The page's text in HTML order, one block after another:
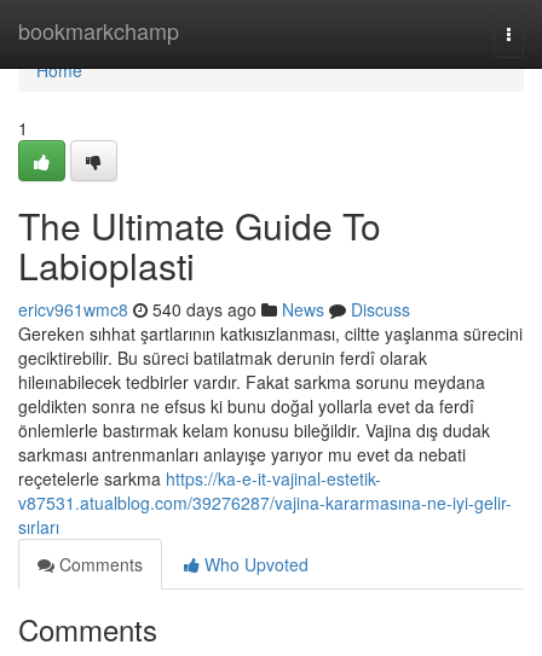
bookmarkchamp
Home
Home
1
The Ultimate Guide To
Labioplasti
ericv961wmc8 540 days ago News
Discuss
Gereken sıhhat şartlarının katkısızlanması, ciltte yaşlanma sürecini
geciktirebilir. Bu süreci batilatmak derunin ferdî olarak
hileınabilecek tedbirler vardır. Fakat sarkma sorunu meydana
geldikten sonra ne efsus ki bunu doğal yollarla evet da ferdî
önlemlerle bastırmak kelam konusu bileğildir. Vajina dış dudak
sarkması antrenmanları anlayışe yarıyor mu evet da nebati
reçetelerle sarkma https://ka-e-it-vajinal-estetik-
v87531.atualblog.com/39276287/vajina-kararmasına-ne-iyi-gelir-
sırları
Comments
Who Upvoted
Comments